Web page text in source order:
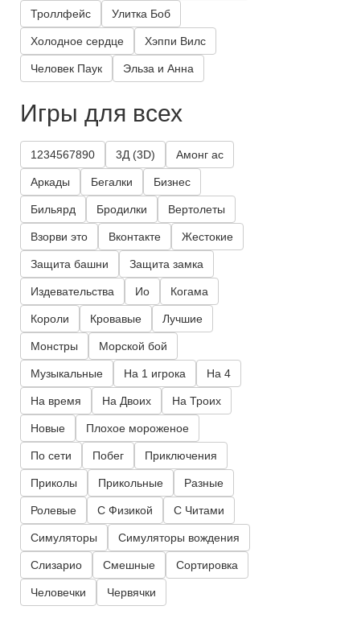
Троллфейс Улитка Боб
Холодное сердце Хэппи Вилс
Человек Паук Эльза и Анна
Игры для всех
1234567890 3Д (3D) Амонг ас
Аркады Бегалки Бизнес
Бильярд Бродилки Вертолеты
Взорви это Вконтакте Жестокие
Защита башни Защита замка
Издевательства Ио Когама
Короли Кровавые Лучшие
Монстры Морской бой
Музыкальные На 1 игрока На 4
На время На Двоих На Троих
Новые Плохое мороженое
По сети Побег Приключения
Приколы Прикольные Разные
Ролевые С Физикой С Читами
Симуляторы Симуляторы вождения
Слизарио Смешные Сортировка
Человечки Червячки